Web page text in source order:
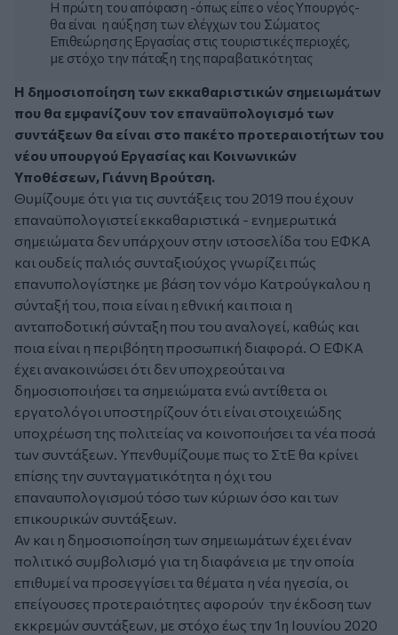
Η πρώτη του απόφαση -όπως είπε ο νέος Υπουργός-
θα είναι η αύξηση των ελέγχων του Σώματος
Επιθεώρησης Εργασίας στις τουριστικές περιοχές,
με στόχο την πάταξη της παραβατικότητας
Η δημοσιοποίηση των εκκαθαριστικών σημειωμάτων
που θα εμφανίζουν τον επαναϋπολογισμό των
συντάξεων θα είναι στο πακέτο προτεραιοτήτων του
νέου υπουργού Εργασίας και Κοινωνικών
Υποθέσεων, Γιάννη Βρούτση.
Θυμίζουμε ότι για τις συντάξεις του 2019 που έχουν
επαναϋπολογιστεί εκκαθαριστικά - ενημερωτικά
σημειώματα δεν υπάρχουν στην ιστοσελίδα του ΕΦΚΑ
και ουδείς παλιός συνταξιούχος γνωρίζει πώς
επανυπολογίστηκε με βάση τον νόμο Κατρούγκαλου η
σύνταξή του, ποια είναι η εθνική και ποια η
ανταποδοτική σύνταξη που του αναλογεί, καθώς και
ποια είναι η περιβόητη προσωπική διαφορά. Ο ΕΦΚΑ
έχει ανακοινώσει ότι δεν υποχρεούται να
δημοσιοποιήσει τα σημειώματα ενώ αντίθετα οι
εργατολόγοι υποστηρίζουν ότι είναι στοιχειώδης
υποχρέωση της πολιτείας να κοινοποιήσει τα νέα ποσά
των συντάξεων. Υπενθυμίζουμε πως το ΣτΕ θα κρίνει
επίσης την συνταγματικότητα η όχι του
επαναυπολογισμού τόσο των κύριων όσο και των
επικουρικών συντάξεων.
Αν και η δημοσιοποίηση των σημειωμάτων έχει έναν
πολιτικό συμβολισμό για τη διαφάνεια με την οποία
επιθυμεί να προσεγγίσει τα θέματα η νέα ηγεσία, οι
επείγουσες προτεραιότητες αφορούν την έκδοση των
εκκρεμών συντάξεων, με στόχο έως την 1η Ιουνίου 2020